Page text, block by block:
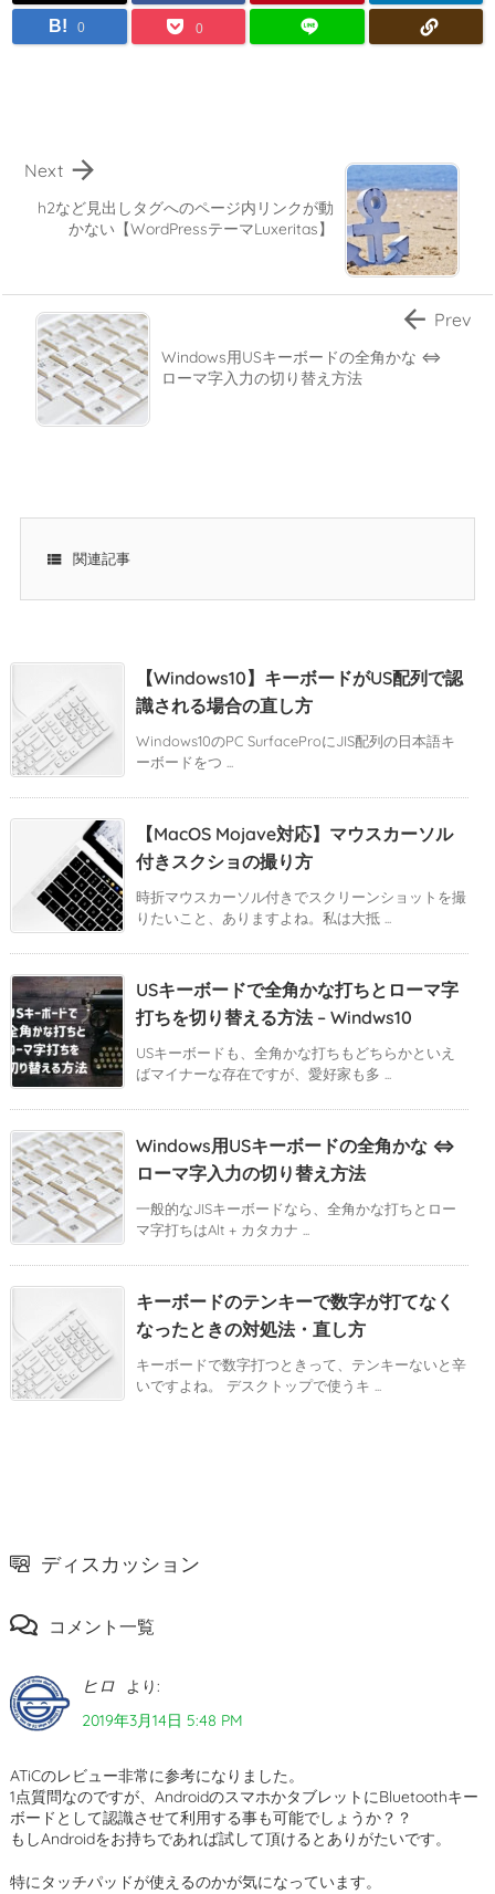
B! 0 0
h2など見出しタグへのページ内リンクが動
かない【WordPressテーマLuxeritas】

Next
Windows用USキーボードの全角かな ⇔
ローマ字入力の切り替え方法
 Prev
 関連記事
【Windows10】キーボードがUS配列で認
識される場合の直し方
Windows10のPC SurfaceProにJIS配列の日本語キ
ーボードをつ ...
【MacOS Mojave対応】マウスカーソル
付きスクショの撮り方
時折マウスカーソル付きでスクリーンショットを撮
りたいこと、ありますよね。私は大抵 ...
USキーボードで全角かな打ちとローマ字
打ちを切り替える方法 – Windws10
USキーボードも、全角かな打ちもどちらかといえ
ばマイナーな存在ですが、愛好家も多 ...
Windows用USキーボードの全角かな ⇔
ローマ字入力の切り替え方法
一般的なJISキーボードなら、全角かな打ちとロー
マ字打ちはAlt + カタカナ ...
キーボードのテンキーで数字が打てなく
なったときの対処法・直し方
キーボードで数字打つときって、テンキーないと辛
いですよね。 デスクトップで使うキ ...
ディスカッション
コメント一覧
ヒロ
より:
2019年3月14日 5:48 PM
ATiCのレビュー非常に参考になりました。
1点質問なのですが、AndroidのスマホかタブレットにBluetoothキー
ボードとして認識させて利用する事も可能でしょうか？？
もしAndroidをお持ちであれば試して頂けるとありがたいです。
特にタッチパッドが使えるのかが気になっています。